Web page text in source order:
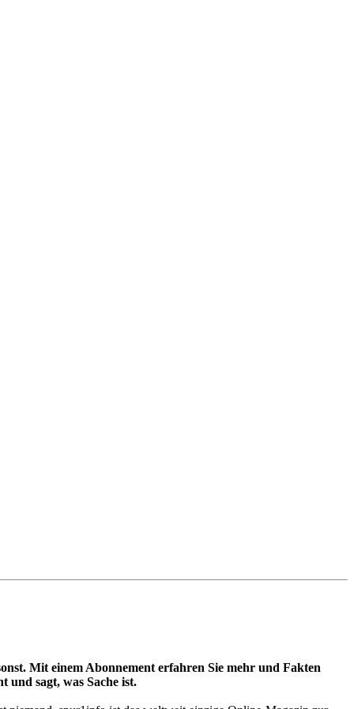
Mit einem Abonnement erfahren Sie mehr und Fakten
und sagt, was Sache ist.